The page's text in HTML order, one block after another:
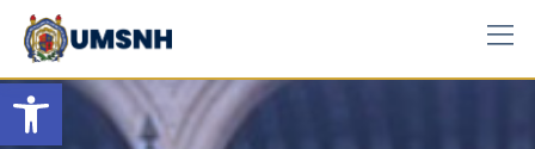
Open toolbar
Skip
content